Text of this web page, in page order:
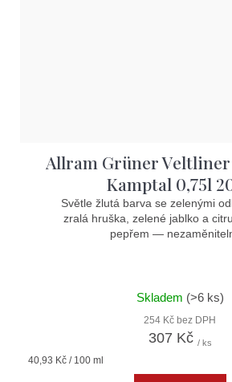
Allram Grüner Veltliner
Kamptal 0,75l
Světle žlutá barva se zelenými
zralá hruška, zelené jablko a
pepřem —
Skladem (>6 ks)
254 Kč bez DPH
307 Kč / ks
Měrná
40,93 Kč / 100 ml